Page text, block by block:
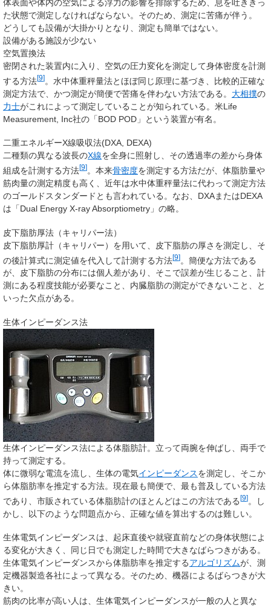
体表面や体内の空気による浮力の影響を排除するため、息を吐ききっ
た状態で測定しなければならない。そのため、測定に苦痛が伴う。
どうしても設備が大掛かりとなり、測定も簡単ではない。
設備がある施設が少ない
空気置換法
密閉された装置内に入り、空気の圧力変化を測定して身体密度を計測
する方法[9] 。水中体重秤量法とほぼ同じ原理に基づき、比較的正確な
測定方法で、かつ測定が簡便で苦痛を伴わない方法である。 大相撲の
力士がこれによって測定していることが知られている。米Life
Measurement, Inc社の「BOD POD」という装置が有名。
二重エネルギーX線吸収法(DXA, DEXA)
二種類の異なる波長のX線を全身に照射し、その透過率の差から身体
組成を計測する方法[9] 。本来骨密度を測定する方法だが、体脂肪量や
筋肉量の測定精度も高く、近年は水中体重秤量法に代わって測定方法
のゴールドスタンダードとも言われている。なお、DXAまたはDEXA
は「Dual Energy X-ray Absorptiometry」の略。
皮下脂肪厚法（キャリパー法）
皮下脂肪厚計（キャリパー）を用いて、皮下脂肪の厚さを測定し、そ
の後計算式に測定値を代入して計測する方法[9]。簡便な方法である
が、皮下脂肪の分布には個人差があり、そこで誤差が生じること、計
測にある程度技能が必要なこと、内臓脂肪の測定ができないこと、と
いった欠点がある。
生体インピーダンス法
生体インピーダンス法による体脂肪計。立って両腕を伸ばし、両手で
持って測定する。
体に微弱な電流を流し、生体の電気インピーダンスを測定し、そこか
ら体脂肪率を推定する方法。現在最も簡便で、最も普及している方法
であり、市販されている体脂肪計のほとんどはこの方法である[9]。し
かし、以下のような問題点から、正確な値を算出するのは難しい。
生体電気インピーダンスは、起床直後や就寝直前などの身体状態によ
る変化が大きく、同じ日でも測定した時間で大きなばらつきがある。
生体電気インピーダンスから体脂肪率を推定するアルゴリズムが、測
定機器製造各社によって異なる。そのため、機器によるばらつきが大
きい。
筋肉の比率が高い人は、生体電気インピーダンスが一般の人と異な